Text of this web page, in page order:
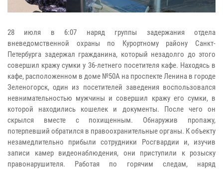
28 июля в 6:07 наряд группы задержания отдела
вневедомственной охраны по Курортному району Санкт-
Петербурга задержал гражданина, который незадолго до этого
совершил кражу сумки у 36-летнего посетителя кафе. Находясь в
кафе, расположенном в доме №50А на проспекте Ленина в городе
Зеленогорск, один из посетителей заведения воспользовался
невнимательностью мужчины и совершил кражу его сумки, в
которой находились кошелек и документы. После чего он
скрылся вместе с похищенным. Обнаружив пропажу,
потерпевший обратился в правоохранительные органы. К объекту
незамедлительно прибыли сотрудники Росгвардии и, изучив
записи камер видеонаблюдения, они приступили к розыску
правонарушителя. Работая по горячим следам, наряд